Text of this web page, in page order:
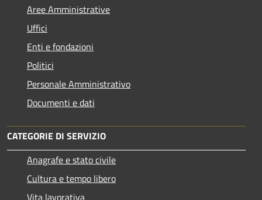
Aree Amministrative
Uffici
Enti e fondazioni
Politici
Personale Amministrativo
Documenti e dati
CATEGORIE DI SERVIZIO
Anagrafe e stato civile
Cultura e tempo libero